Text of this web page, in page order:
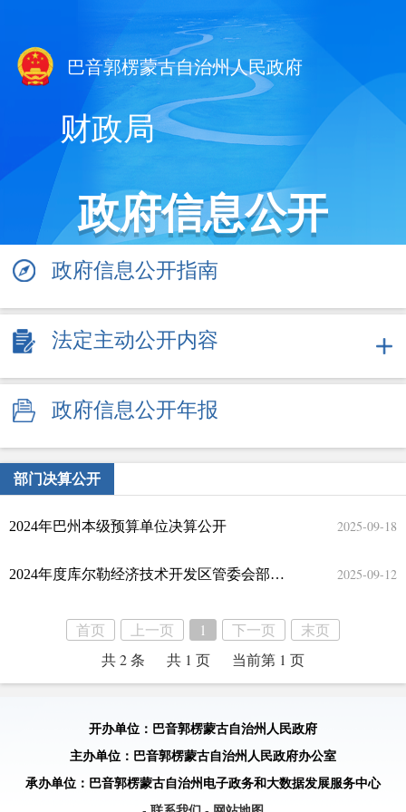
巴音郭楞蒙古自治州人民政府
财政局
政府信息公开
政府信息公开指南
法定主动公开内容
政府信息公开年报
部门决算公开
2024年巴州本级预算单位决算公开 2025-09-18
2024年度库尔勒经济技术开发区管委会部门决算公开 2025-09-12
首页 上一页 1 下一页
末页
共 2 条
共 1 页 当前第 1 页
开办单位：巴音郭楞蒙古自治州人民政府
主办单位：巴音郭楞蒙古自治州人民政府办公室
承办单位：巴音郭楞蒙古自治州电子政务和大数据发展服务中心